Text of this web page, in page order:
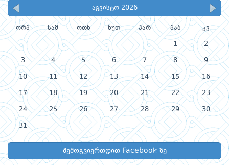
აგვისტო 2026
ორშ სამ ოთხ ხუთ პარ შაბ კვ
1 2
3 4 5 6 7 8 9
10 11 12 13 14 15 16
17 18 19 20 21 22 23
24 25 26 27 28 29 30
31
შემოგვიერთდით Facebook-ზე